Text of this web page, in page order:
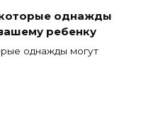
однажды
ребенку
однажды могут